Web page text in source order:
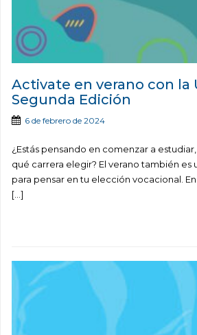
Activate en verano con la
Segunda Edición
6 de febrero de 2024
¿Estás pensando en comenzar a
qué carrera elegir? El verano también es
para pensar en tu elección vocacional.
[…]